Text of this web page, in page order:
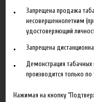
Описание
Состав готовой жидкости:
Запрещена продажа
несовершеннолетним
удостоверяющий
Запрещена
Демонстрация
производится только
Нажимая на кнопку